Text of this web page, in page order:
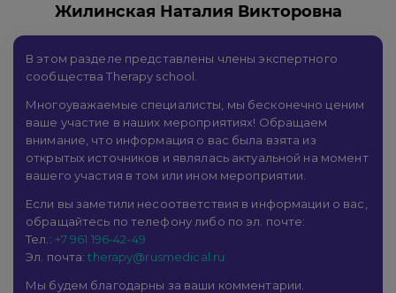
Жилинская Наталия Викторовна
В этом разделе представлены члены экспертного
сообщества Therapy school.
Многоуважаемые специалисты, мы бесконечно ценим
ваше участие в наших мероприятиях! Обращаем
внимание, что информация о вас была взята из
открытых источников и являлась актуальной на момент
вашего участия в том или ином мероприятии.
Если вы заметили несоответствия в информации о вас,
обращайтесь по телефону либо по эл. почте:
Тел.: +7 961 196-42-49
Эл. почта:therapy@rusmedical.ru
Мы будем благодарны за ваши комментарии.